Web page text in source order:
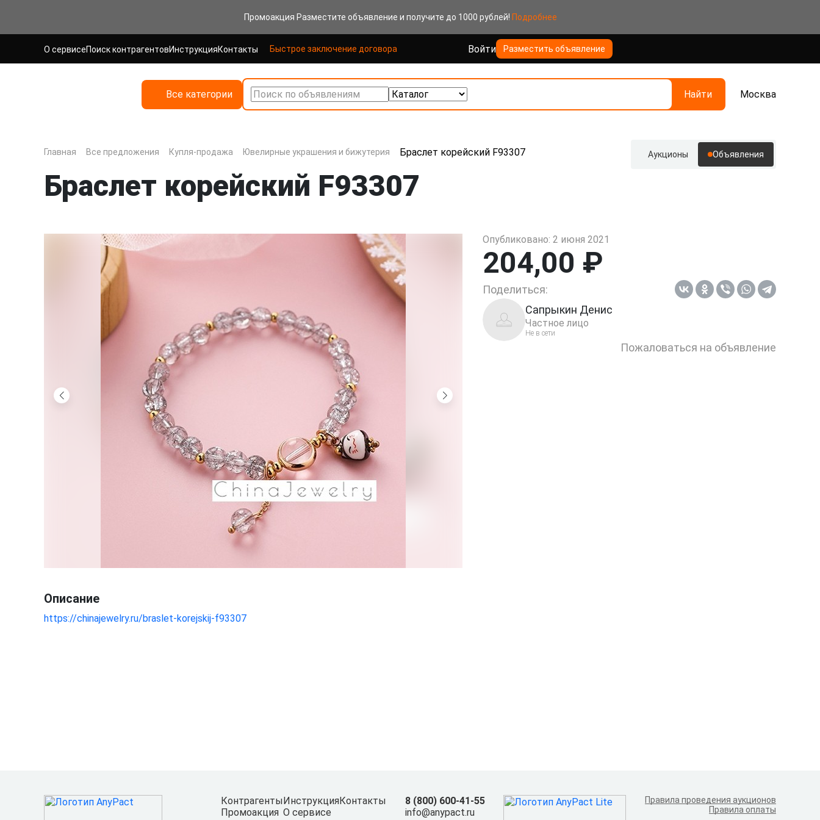
Промоакция Разместите объявление и получите до 1000 рублей! Подробнее
О сервисеПоиск контрагентовИнструкцияКонтакты Быстрое заключение договора Войти Разместить объявление
Все категории Поиск по объявлениям Найти Москва
Главная Все предложения Купля-продажа Ювелирные украшения и бижутерия Браслет корейский F93307 Аукционы Объявления
Браслет корейский F93307
Опубликовано: 2 июня 2021
204,00 ₽
Поделиться:
Сапрыкин Денис
Частное лицо
Не в сети
Пожаловаться на объявление
Описание
https://chinajewelry.ru/braslet-korejskij-f93307
Контрагенты
Промоакция
Инструкция
О сервисе
Контакты
8 (800) 600-41-55
info@anypact.ru
Правила проведения аукционов
Правила оплаты